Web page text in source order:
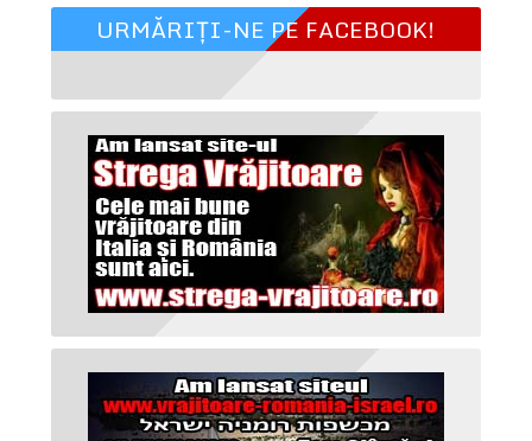
URMĂRIȚI-NE PE FACEBOOK!